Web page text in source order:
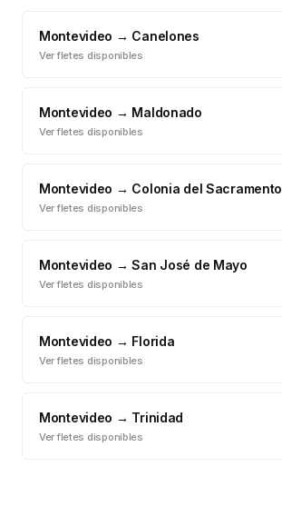
Montevideo → Canelones
Ver fletes disponibles
Montevideo → Maldonado
Ver fletes disponibles
Montevideo → Colonia del Sacramento
Ver fletes disponibles
Montevideo →San José de Mayo
Ver fletes disponibles
Montevideo → Florida
Ver fletes disponibles
Montevideo → Trinidad
Ver fletes disponibles